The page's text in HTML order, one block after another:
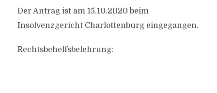
Der Antrag ist am 15.10.2020 beim
Insolvenzgericht Charlottenburg eingegangen.
Rechtsbehelfsbelehrung: